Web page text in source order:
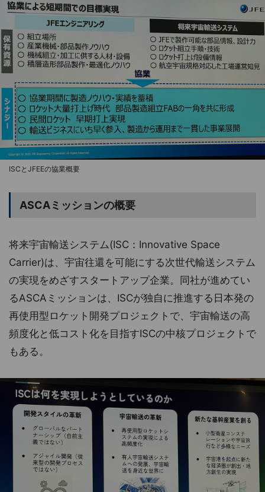
ISCとJFEEの協業概要
ASCAミッションの概要
将来宇宙輸送システム(ISC：Innovative Space
Carrier)は、宇宙往還を可能にする次世代輸送システム
の実現をめざすスタートアップ企業。同社が進めてい
るASCAミッションは、ISCが独自に推進する日本発の
再使用型ロケット開発プロジェクトで、宇宙輸送の高
頻度化と低コスト化を目指すISCの中核プロジェクトで
もある。